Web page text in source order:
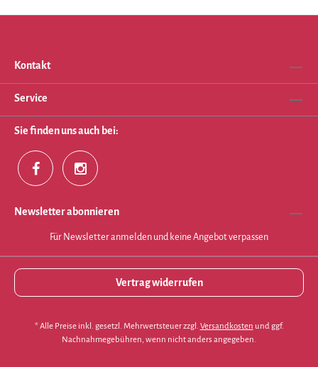
Kontakt
Service
Sie finden uns auch bei:
Newsletter abonnieren
Für Newsletter anmelden und keine Angebot verpassen
Vertrag widerrufen
* Alle Preise inkl. gesetzl. Mehrwertsteuer zzgl. Versandkosten und ggf.
Nachnahmegebühren, wenn nicht anders angegeben.